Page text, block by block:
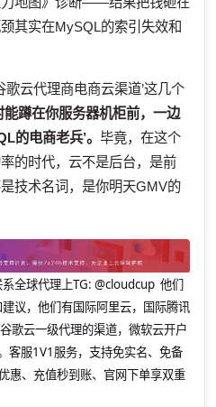
其实在MySQL的索引失效和
歌云代理商电商云渠道’这几个
能蹲在你服务器机柜前，一边
的电商老兵’。 毕竟，在这个
的时代，云不是后台，是前
技术名词，是你明天GMV的
全球代理上TG: @cloudcup 他们
议，他们有国际阿里云，国际腾讯
歌云一级代理的渠道，微软云开户
客服1V1服务，支持免实名、免备
惠、充值秒到账、官网下单享双重